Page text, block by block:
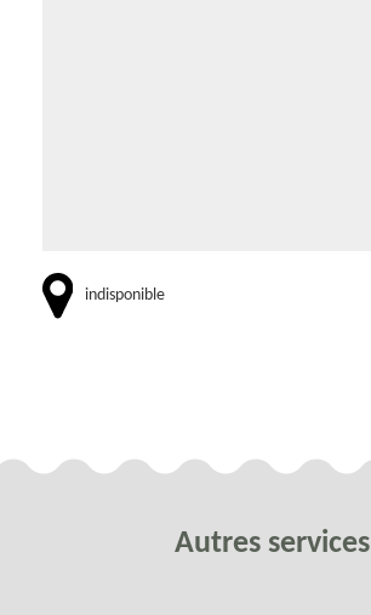
indisponible
Autres services